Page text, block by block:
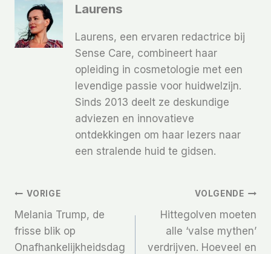
Laurens
Laurens, een ervaren redactrice bij
Sense Care, combineert haar
opleiding in cosmetologie met een
levendige passie voor huidwelzijn.
Sinds 2013 deelt ze deskundige
adviezen en innovatieve
ontdekkingen om haar lezers naar
een stralende huid te gidsen.
Bericht
Navigatie
VORIGE
Melania Trump, de
frisse blik op
Onafhankelijkheidsdag
VOLGENDE
Hittegolven moeten
alle ‘valse mythen’
verdrijven. Hoeveel en